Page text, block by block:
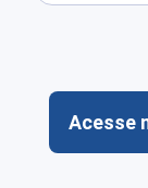
Acesse